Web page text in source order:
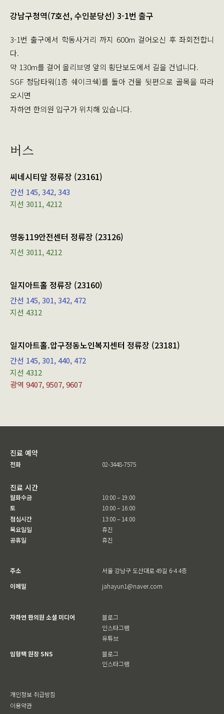
강남구청역(7호선, 수인분당선) 3-1번 출구
3-1번 출구에서 학동사거리 까지 600m 걸어오신 후 좌회전합니
다.
약 130m를 걸어 올리브영 앞의 횡단보도에서 길을 건넙니다.
SGF 청담타워(1층 쉐이크쉑)를 돌아 건물 뒷편으로 골목을 따라
오시면
자하연 한의원 입구가 위치해 있습니다.
버스
씨네시티앞 정류장 (23161)
간선 145, 342, 343
지선 3011, 4212
영동119안전센터 정류장 (23126)
지선 3011, 4212
일지아트홀 정류장 (23160)
간선 145, 301, 342, 472
지선 4312
일지아트홀.압구정동노인복지센터 정류장 (23181)
간선 145, 301, 440, 472
지선 4312
광역 9407, 9507, 9607
진료 예약
전화 02-3448-7575
진료 시간
월화수금
토
점심시간
목요일일
공휴일
10:00 – 19:00
10:00 – 16:00
13:00 – 14:00
휴진
휴진
주소
서울 강남구 도산대로 49길 6-4 4층
이메일
jahayun1@naver.com
자하연 한의원 소셜 미디어
블로그
인스타그램
유튜브
임형택 원장 SNS
블로그
인스타그램
개인정보 취급방침
이용약관